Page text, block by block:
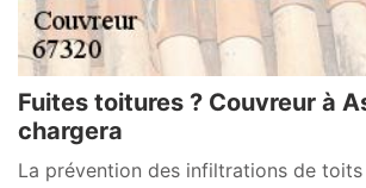
Fuites toitures ? Couvreur à
chargera
La prévention des infiltrations de